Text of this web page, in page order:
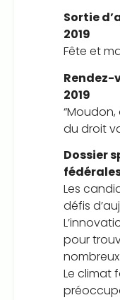
Sortie
2019
Fête et
Rendez-
2019
du droit
Dossier
Les
défis
pour
Le climat